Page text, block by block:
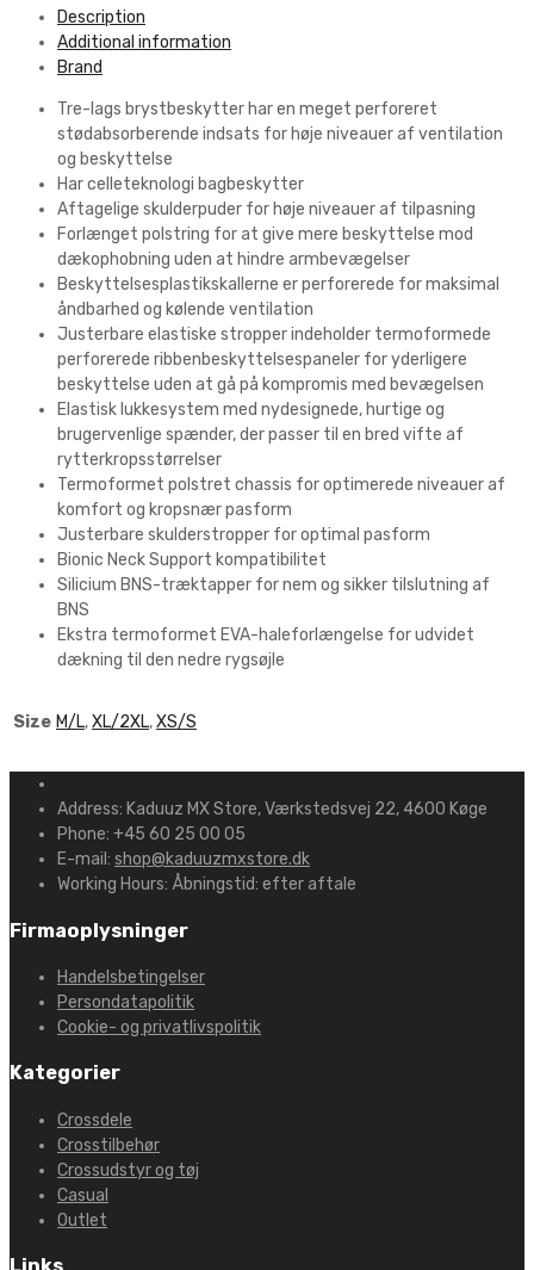
Description
Additional information
Brand
Tre-lags brystbeskytter har en meget perforeret
stødabsorberende indsats for høje niveauer af ventilation
og beskyttelse
Har celleteknologi bagbeskytter
Aftagelige skulderpuder for høje niveauer af tilpasning
Forlænget polstring for at give mere beskyttelse mod
dækophobning uden at hindre armbevægelser
Beskyttelsesplastikskallerne er perforerede for maksimal
åndbarhed og kølende ventilation
Justerbare elastiske stropper indeholder termoformede
perforerede ribbenbeskyttelsespaneler for yderligere
beskyttelse uden at gå på kompromis med bevægelsen
Elastisk lukkesystem med nydesignede, hurtige og
brugervenlige spænder, der passer til en bred vifte af
rytterkropsstørrelser
Termoformet polstret chassis for optimerede niveauer af
komfort og kropsnær pasform
Justerbare skulderstropper for optimal pasform
Bionic Neck Support kompatibilitet
Silicium BNS-træktapper for nem og sikker tilslutning af
BNS
Ekstra termoformet EVA-haleforlængelse for udvidet
dækning til den nedre rygsøjle
Size M/L,XL/2XL,XS/S
Address: Kaduuz MX Store, Værkstedsvej 22, 4600 Køge
Phone: +45 60 25 00 05
E-mail: shop@kaduuzmxstore.dk
Working Hours: Åbningstid: efter aftale
Firmaoplysninger
Handelsbetingelser
Persondatapolitik
Cookie- og privatlivspolitik
Kategorier
Crossdele
Crosstilbehør
Crossudstyr og tøj
Casual
Outlet